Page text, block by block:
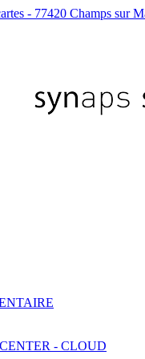
- 77420 Champs sur
- CLOUD